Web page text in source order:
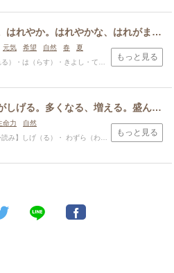
はれ、はれる。はれやか。はれやかな、はれがましい。空に雲がなく青空が広がる様子。雲が消え去る、雨や雪がやむ。悩みや心配がなくなる。はらす、不安や悩みをなくす
元気 希望 自然 春
夏
（らす）・きよし・てる・なり・はる・はれ
もっと見る
しげる、草木がしげる。多くなる、増える。盛んになる。忙しい。煩わしい。むやみに多い、回数が多い。
命力
自然
（る）・ わずら（わしい）・えだ・しげ・しげる・とし
もっと見る